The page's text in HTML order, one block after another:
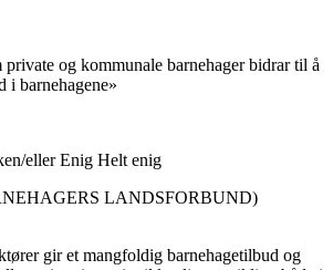
og kommunale barnehager bidrar til å
i barnehagene»
ellerEnig Helt enig
LANDSFORBUND)
gir et mangfoldig barnehagetilbud og